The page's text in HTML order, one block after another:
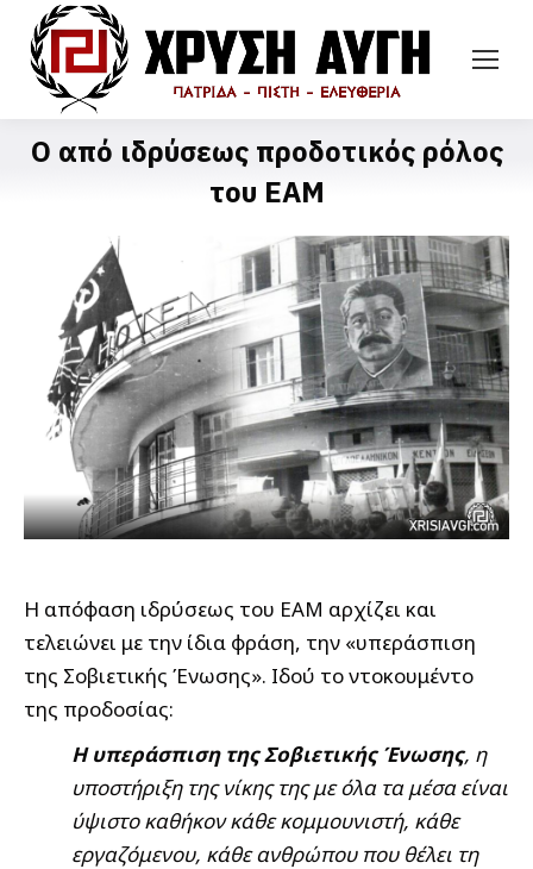
Ο από ιδρύσεως προδοτικός ρόλος
του ΕΑΜ
Η απόφαση ιδρύσεως του ΕΑΜ αρχίζει και
τελειώνει με την ίδια φράση, την «υπεράσπιση
της Σοβιετικής Ένωσης». Ιδού το ντοκουμέντο
της προδοσίας:
Η υπεράσπιση της Σοβιετικής Ένωσης, η
υποστήριξη της νίκης της με όλα τα μέσα είναι
ύψιστο καθήκον κάθε κομμουνιστή, κάθε
εργαζόμενου, κάθε ανθρώπου που θέλει τη